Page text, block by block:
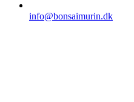
info@bonsaimurin.dk